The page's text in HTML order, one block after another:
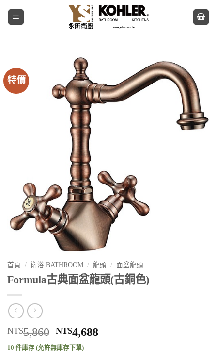
特價
首頁 / 衛浴 BATHROOM / 龍頭 / 面盆龍頭
Formula古典面盆龍頭(古銅色)
NT$5,860 原
始
NT$4,688目
10 件庫存 (允許無庫存下單)